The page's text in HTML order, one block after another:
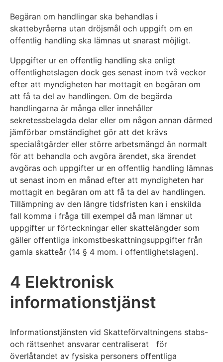
Begäran om handlingar ska behandlas i
skattebyråerna utan dröjsmål och uppgift om en
offentlig handling ska lämnas ut snarast möjligt.
Uppgifter ur en offentlig handling ska enligt
offentlighetslagen dock ges senast inom två veckor
efter att myndigheten har mottagit en begäran om
att få ta del av handlingen. Om de begärda
handlingarna är många eller innehåller
sekretessbelagda delar eller om någon annan därmed
jämförbar omständighet gör att det krävs
specialåtgärder eller större arbetsmängd än normalt
för att behandla och avgöra ärendet, ska ärendet
avgöras och uppgifter ur en offentlig handling lämnas
ut senast inom en månad efter att myndigheten har
mottagit en begäran om att få ta del av handlingen.
Tillämpning av den längre tidsfristen kan i enskilda
fall komma i fråga till exempel då man lämnar ut
uppgifter ur förteckningar eller skattelängder som
gäller offentliga inkomstbeskattningsuppgifter från
gamla skatteår (14 § 4 mom. i offentlighetslagen).
4 Elektronisk
informationstjänst
Informationstjänsten vid Skatteförvaltningens stabs-
och rättsenhet ansvarar centraliserat för
överlåtandet av fysiska personers offentliga